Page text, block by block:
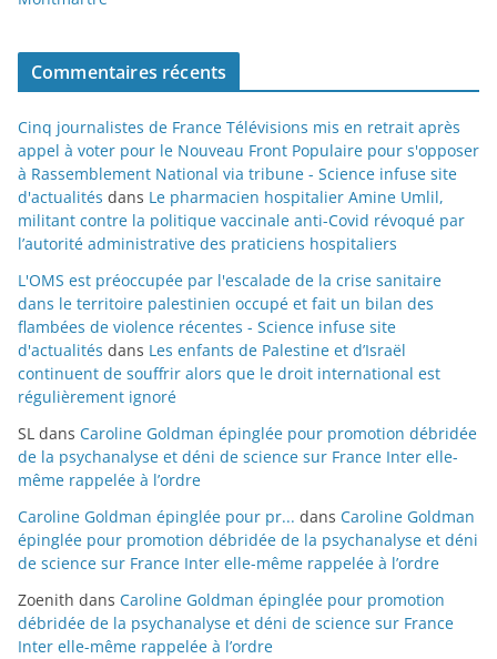
Commentaires récents
Cinq journalistes de France Télévisions mis en retrait après
appel à voter pour le Nouveau Front Populaire pour s'opposer
à Rassemblement National via tribune - Science infuse site
d'actualités dans Le pharmacien hospitalier Amine Umlil,
militant contre la politique vaccinale anti-Covid révoqué par
l’autorité administrative des praticiens hospitaliers
L'OMS est préoccupée par l'escalade de la crise sanitaire
dans le territoire palestinien occupé et fait un bilan des
flambées de violence récentes - Science infuse site
d'actualités dans Les enfants de Palestine et d’Israël
continuent de souffrir alors que le droit international est
régulièrement ignoré
SL dans Caroline Goldman épinglée pour promotion débridée
de la psychanalyse et déni de science sur France Inter elle-
même rappelée à l’ordre
Caroline Goldman épinglée pour pr... dans Caroline Goldman
épinglée pour promotion débridée de la psychanalyse et déni
de science sur France Inter elle-même rappelée à l’ordre
Zoenith dans Caroline Goldman épinglée pour promotion
débridée de la psychanalyse et déni de science sur France
Inter elle-même rappelée à l’ordre